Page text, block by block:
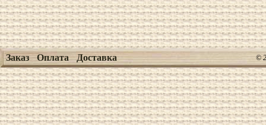
Заказ Оплата Доставка ©